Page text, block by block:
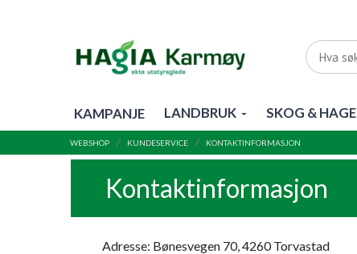
KAMPANJE LANDBRUK SKOG & HAGE
WEBSHOP KUNDESERVICE KONTAKTINFORMASJON
Kontaktinformasjon
Adresse: Bønesvegen 70, 4260 Torvastad